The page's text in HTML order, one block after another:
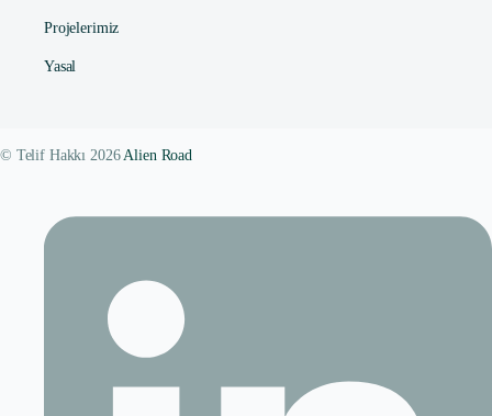
Projelerimiz
Yasal
© Telif Hakkı 2026Alien Road